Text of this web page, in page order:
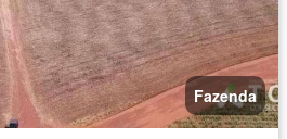
Fazenda